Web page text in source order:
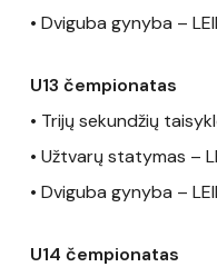
• Dviguba gynyba –
U13 čempionatas
• Trijų sekundžių
• Užtvarų statymas –
• Dviguba gynyba –
U14 čempionatas